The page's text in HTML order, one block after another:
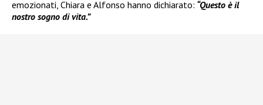
emozionati, Chiara e Alfonso hanno dichiarato: “Questo è il
nostro sogno di vita.”